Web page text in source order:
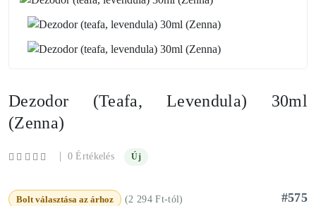
Dezodor (teafa, Levendula) 30ml
(Zenna)
| 0 Értékelés Új
Bolt választása az árhoz (2 294 Ft-tól) #575